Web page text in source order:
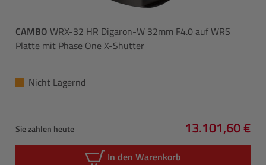
CAMBO WRX-32 HR Digaron-W 32mm F4.0 auf WRS
Platte mit Phase One X-Shutter
Nicht Lagernd
Sie zahlen heute
Regulärer
13.101,60 €
In den Warenkorb